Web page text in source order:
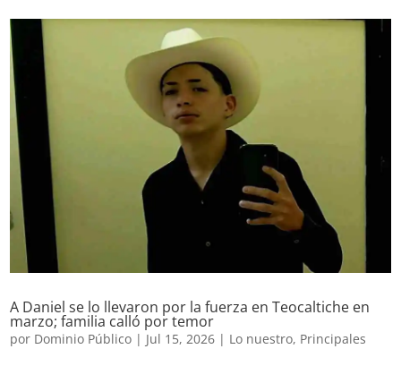
A Daniel se lo llevaron por la fuerza en Teocaltiche en
marzo; familia calló por temor
por Dominio Público | Jul 15, 2026 | Lo nuestro, Principales